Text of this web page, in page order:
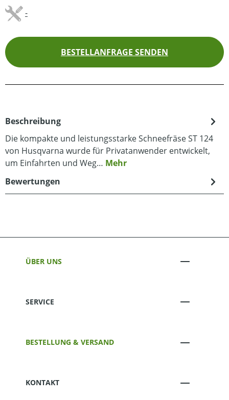
-
BESTELLANFRAGE SENDEN
Beschreibung
Die kompakte und leistungsstarke Schneefräse ST 124
von Husqvarna wurde für Privatanwender entwickelt,
um Einfahrten und Weg… Mehr
Bewertungen
ÜBER UNS
SERVICE
BESTELLUNG & VERSAND
KONTAKT